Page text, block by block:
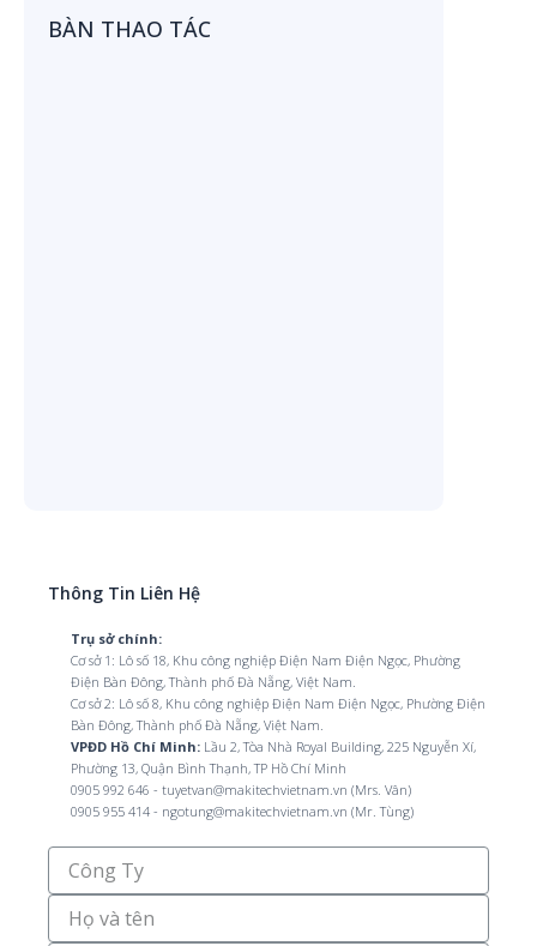
BÀN THAO TÁC
Thông Tin Liên Hệ
Trụ sở chính:
Cơ sở 1: Lô số 18, Khu công nghiệp Điện Nam Điện Ngọc, Phường
Điện Bàn Đông, Thành phố Đà Nẵng, Việt Nam.
Cơ sở 2: Lô số 8, Khu công nghiệp Điện Nam Điện Ngọc, Phường Điện
Bàn Đông, Thành phố Đà Nẵng, Việt Nam.
VPĐD Hồ Chí Minh:Lầu 2, Tòa Nhà Royal Building, 225 Nguyễn Xí,
Phường 13, Quận Bình Thạnh, TP Hồ Chí Minh
0905 992 646 - tuyetvan@makitechvietnam.vn (Mrs. Vân)
0905 955 414 - ngotung@makitechvietnam.vn (Mr. Tùng)
Công
Họ